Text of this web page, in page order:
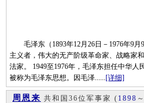
毛泽东（1893年12月26日－1976年9月
主义者，伟大的无产阶级革命家、战略家
法家。 1949至1976年，毛泽东担任中华
被称为毛泽东思想。因毛泽......[详细]
周恩来 共和国36位军事家 ( 1898 ～